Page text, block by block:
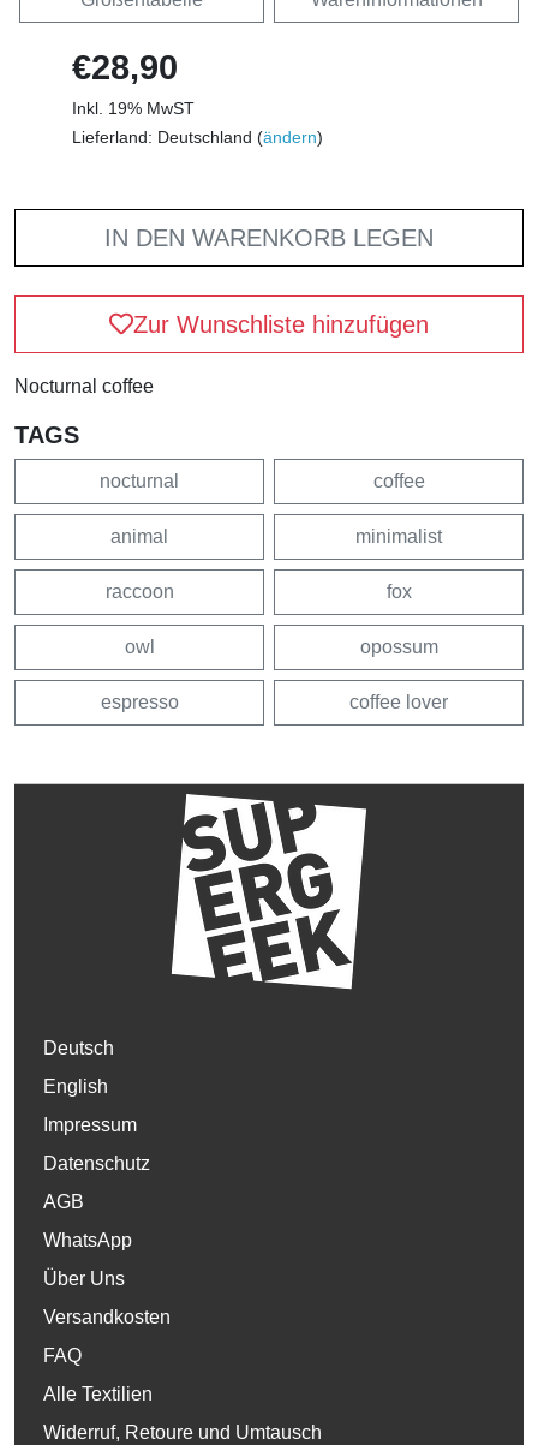
€28,90
Inkl. 19% MwST
Lieferland: Deutschland (ändern)
IN DEN WARENKORB LEGEN
Zur Wunschliste hinzufügen
Nocturnal coffee
TAGS
nocturnal coffee
animal minimalist
raccoon fox
owl opossum
espresso coffee lover
Deutsch
English
Impressum
Datenschutz
AGB
WhatsApp
Über Uns
Versandkosten
FAQ
Alle Textilien
Widerruf, Retoure und Umtausch